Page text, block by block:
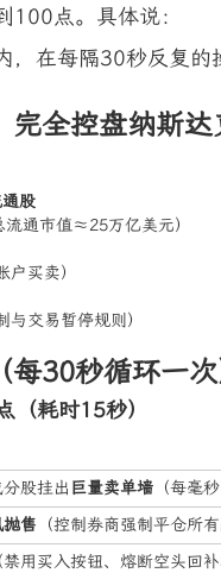
100点。具体说：
，在每隔30秒反复
完全控盘纳斯
股
流通市值≈25万亿美元）
户买卖）
与交易暂停规则）
30秒循环一次
（耗时15秒）
股挂出 巨量卖单墙 （每毫
售 （控制券商强制平仓所有
禁用买入按钮、熔断空头回补